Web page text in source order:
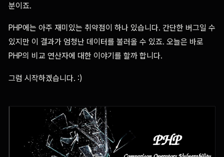
분이죠.
PHP에는 아주 재미있는 취약점이 하나 있습니다. 간단한 버그일 수
있지만 이 결과가 엄청난 데이터를 불러올 수 있죠. 오늘은 바로
PHP의 비교 연산자에 대한 이야기를 할까 합니다.
그럼 시작하겠습니다. :)